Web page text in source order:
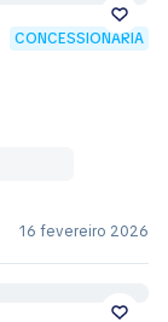
CONCESSIONÁRIA
16 fevereiro 2026